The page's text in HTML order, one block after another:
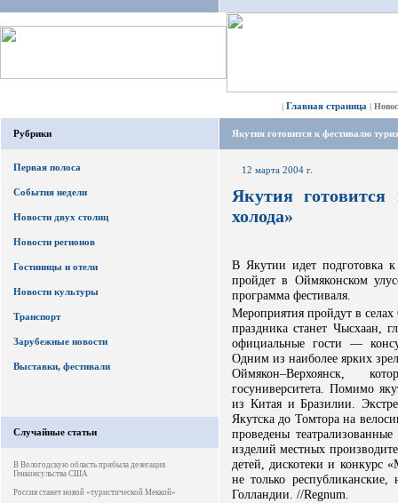
| Главная страница |
Рубрики
Первая полоса
События недели
Новости двух столиц
Новости регионов
Гостиницы и отели
Новости культуры
Транспорт
Зарубежные новости
Выставки, фестивали
Случайные статьи
В Вологодскую область прибыла делегация
Генконсульства США
Россия станет новой «туристической Меккой»
Якутия готовится к фестивалю
12 марта 2004 г.
Якутия
холода»
В Якутии идет подготовка
пройдет в Оймяконском
программа фестиваля.
Мероприятия пройдут в
праздника станет Чысхаан,
официальные гости —
Одним из наиболее ярких
Оймякон–Верхоянск,
госуниверситета. Помимо
из Китая и Бразилии.
Якутска до Томтора на
проведены
изделий местных
детей, дискотеки и конкурс
не только
Голландии. //Regnum.